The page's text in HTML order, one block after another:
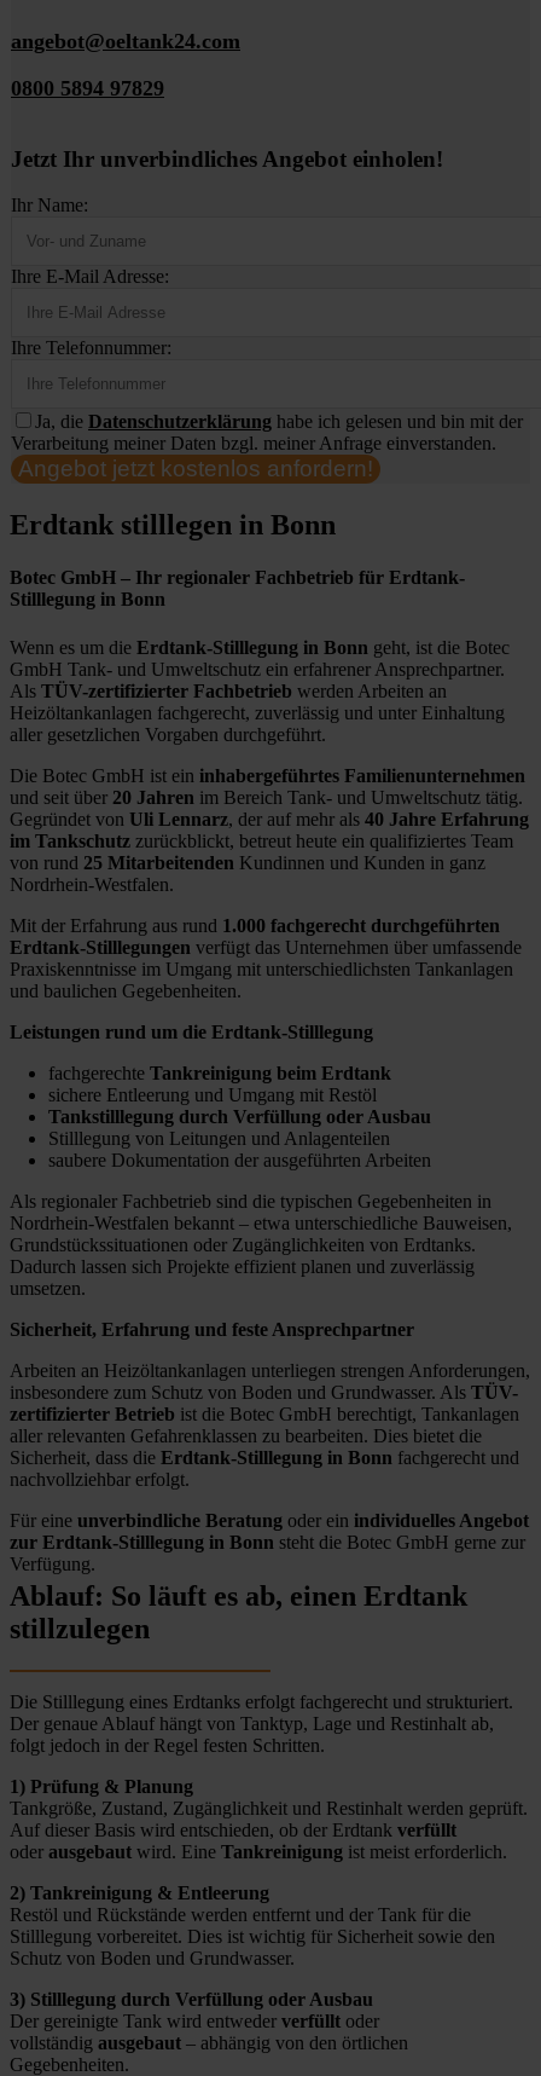
angebot@oeltank24.com
0800 5894 97829
Jetzt Ihr unverbindliches Angebot einholen!
Ihr Name:
Ihre E-Mail Adresse:
Ihre Telefonnummer:
Ja, die Datenschutzerklärung habe ich gelesen und bin mit der
Verarbeitung meiner Daten bzgl. meiner Anfrage einverstanden.
Angebot jetzt kostenlos anfordern!
Erdtank stilllegen in Bonn
Botec GmbH – Ihr regionaler Fachbetrieb für Erdtank-
Stilllegung in Bonn
Wenn es um die Erdtank-Stilllegung in Bonn geht, ist die Botec
GmbH Tank- und Umweltschutz ein erfahrener Ansprechpartner.
Als TÜV-zertifizierter Fachbetrieb werden Arbeiten an
Heizöltankanlagen fachgerecht, zuverlässig und unter Einhaltung
aller gesetzlichen Vorgaben durchgeführt.
Die Botec GmbH ist ein inhabergeführtes Familienunternehmen
und seit über 20 Jahren im Bereich Tank- und Umweltschutz tätig.
Gegründet von Uli Lennarz, der auf mehr als 40 Jahre Erfahrung
im Tankschutz zurückblickt, betreut heute ein qualifiziertes Team
von rund 25 Mitarbeitenden Kundinnen und Kunden in ganz
Nordrhein-Westfalen.
Mit der Erfahrung aus rund 1.000 fachgerecht durchgeführten
Erdtank-Stilllegungen verfügt das Unternehmen über umfassende
Praxiskenntnisse im Umgang mit unterschiedlichsten Tankanlagen
und baulichen Gegebenheiten.
Leistungen rund um die Erdtank-Stilllegung
fachgerechte Tankreinigung beim Erdtank
sichere Entleerung und Umgang mit Restöl
Tankstilllegung durch Verfüllung oder Ausbau
Stilllegung von Leitungen und Anlagenteilen
saubere Dokumentation der ausgeführten Arbeiten
Als regionaler Fachbetrieb sind die typischen Gegebenheiten in
Nordrhein-Westfalen bekannt – etwa unterschiedliche Bauweisen,
Grundstückssituationen oder Zugänglichkeiten von Erdtanks.
Dadurch lassen sich Projekte effizient planen und zuverlässig
umsetzen.
Sicherheit, Erfahrung und feste Ansprechpartner
Arbeiten an Heizöltankanlagen unterliegen strengen Anforderungen,
insbesondere zum Schutz von Boden und Grundwasser. Als TÜV-
zertifizierter Betrieb ist die Botec GmbH berechtigt, Tankanlagen
aller relevanten Gefahrenklassen zu bearbeiten. Dies bietet die
Sicherheit, dass die Erdtank-Stilllegung in Bonn fachgerecht und
nachvollziehbar erfolgt.
Für eine unverbindliche Beratung oder ein individuelles Angebot
zur Erdtank-Stilllegung in Bonn steht die Botec GmbH gerne zur
Verfügung.
Ablauf: So läuft es ab, einen Erdtank
stillzulegen
Die Stilllegung eines Erdtanks erfolgt fachgerecht und strukturiert.
Der genaue Ablauf hängt von Tanktyp, Lage und Restinhalt ab,
folgt jedoch in der Regel festen Schritten.
1) Prüfung & Planung
Tankgröße, Zustand, Zugänglichkeit und Restinhalt werden geprüft.
Auf dieser Basis wird entschieden, ob der Erdtank verfüllt
oder ausgebaut wird. Eine Tankreinigung ist meist erforderlich.
2) Tankreinigung & Entleerung
Restöl und Rückstände werden entfernt und der Tank für die
Stilllegung vorbereitet. Dies ist wichtig für Sicherheit sowie den
Schutz von Boden und Grundwasser.
3) Stilllegung durch Verfüllung oder Ausbau
Der gereinigte Tank wird entweder verfüllt oder
vollständig ausgebaut – abhängig von den örtlichen
Gegebenheiten.